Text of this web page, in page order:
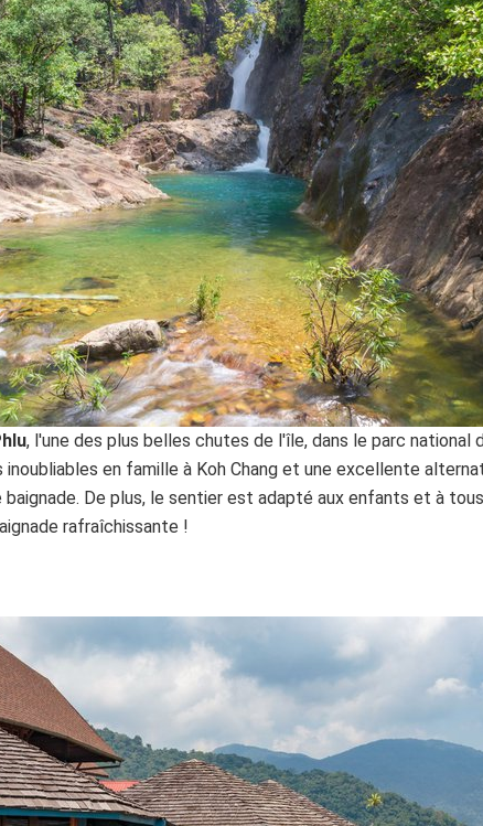
, l'une des plus belles chutes de l'île, dans le parc national
en famille à Koh Chang et une excellente
De plus, le sentier est adapté aux enfants et à
rafraîchissante !